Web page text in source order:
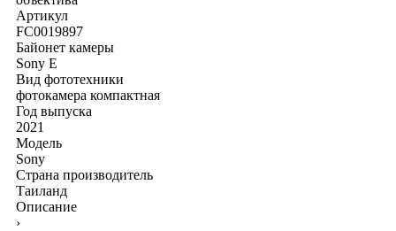
Артикул
FC0019897
Байонет камеры
Sony E
Вид фототехники
фотокамера компактная
Год выпуска
2021
Модель
Sony
Страна производитель
Таиланд
Описание
›